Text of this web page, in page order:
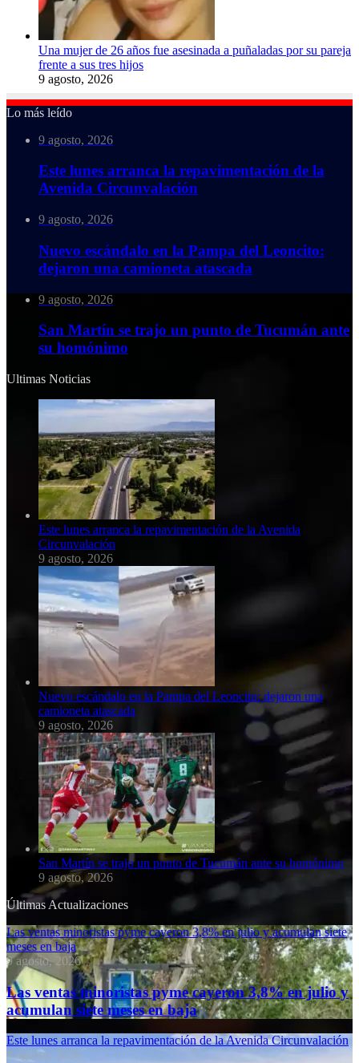
Una mujer de 26 años fue asesinada a puñaladas por su pareja
frente a sus tres hijos
9 agosto, 2026
Lo más leído
9 agosto, 2026
Este lunes arranca la repavimentación de la
Avenida Circunvalación
9 agosto, 2026
Nuevo escándalo en la Pampa del Leoncito:
dejaron una camioneta atascada
9 agosto, 2026
San Martín se trajo un punto de Tucumán ante
su homónimo
Ultimas Noticias
Este lunes arranca la repavimentación de la Avenida
Circunvalación
9 agosto, 2026
Nuevo escándalo en la Pampa del Leoncito: dejaron una
camioneta atascada
9 agosto, 2026
San Martín se trajo un punto de Tucumán ante su homónimo
9 agosto, 2026
Últimas Actualizaciones
Las ventas minoristas pyme cayeron 3,8% en julio y acumulan siete
meses en baja
9 agosto, 2026
Las ventas minoristas pyme cayeron 3,8% en julio y
acumulan siete meses en baja
Este lunes arranca la repavimentación de la Avenida Circunvalación
9 agosto, 2026